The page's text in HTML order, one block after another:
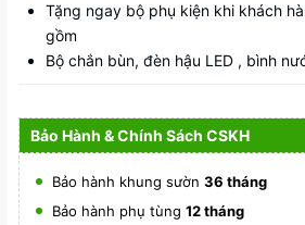
Tặng ngay bộ phụ kiện khi khách
gồm
Bộ chắn bùn, đèn hậu LED , bình
Bảo Hành & Chính Sách CSKH
Bảo hành khung sườn 36 tháng
Bảo hành phụ tùng 12 tháng